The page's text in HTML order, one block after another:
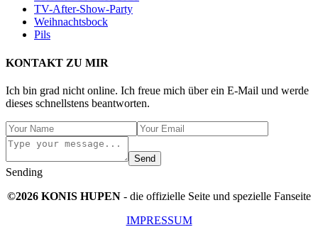
TV-After-Show-Party
Weihnachtsbock
Pils
KONTAKT ZU MIR
Ich bin grad nicht online. Ich freue mich über ein E-Mail und werde
dieses schnellstens beantworten.
Send
Sending
©2026 KONIS HUPEN - die offizielle Seite und spezielle Fanseite
IMPRESSUM